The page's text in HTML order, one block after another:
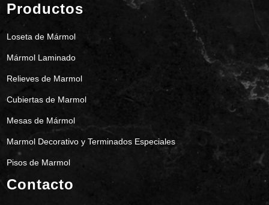
Productos
Loseta de Mármol
Mármol Laminado
Relieves de Marmol
Cubiertas de Marmol
Mesas de Mármol
Marmol Decorativo y Terminados Especiales
Pisos de Marmol
Contacto